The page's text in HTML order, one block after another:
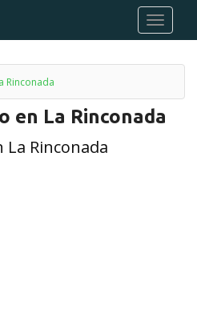
Rinconada
en La Rinconada
La Rinconada